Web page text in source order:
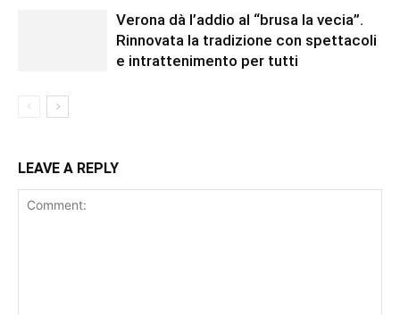
Verona dà l’addio al “brusa la vecia”.
Rinnovata la tradizione con spettacoli
e intrattenimento per tutti
LEAVE A REPLY